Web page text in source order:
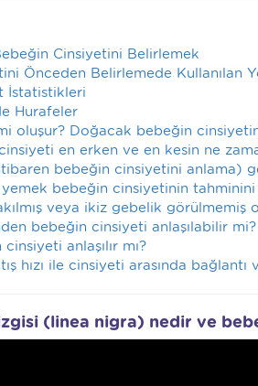
Cinsiyetini Belirlemek
Önceden Belirlemede Kullanılan
İstatistikleri
Hurafeler
oluşur? Doğacak bebeğin
en erken ve en kesin ne
bebeğin cinsiyetini anlama)
bebeğin cinsiyetinin
veya ikiz gebelik görülmemiş
bebeğin cinsiyeti anlaşılabilir mi?
anlaşılır mı?
hızı ile cinsiyeti arasında bağlantı
(linea nigra) nedir ve